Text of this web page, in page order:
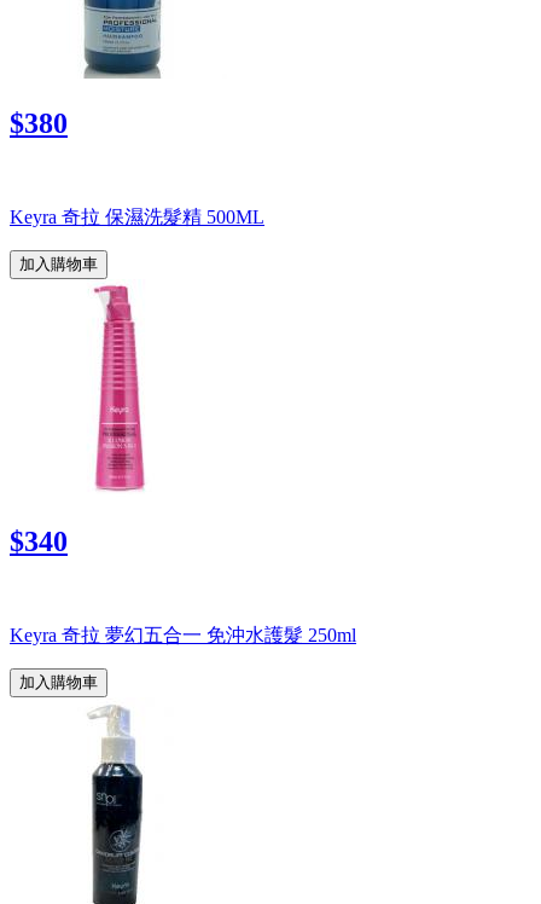
$380
Keyra 奇拉 保濕洗髮精 500ML
加入購物車
$340
Keyra 奇拉 夢幻五合一 免沖水護髮 250ml
加入購物車